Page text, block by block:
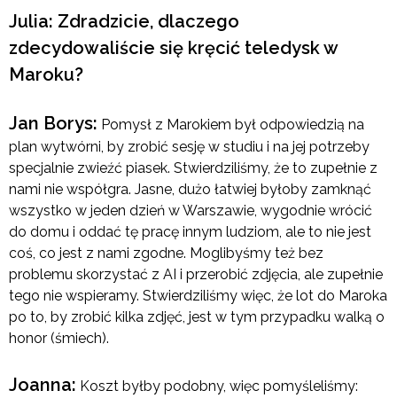
Julia: Zdradzicie, dlaczego
zdecydowaliście się kręcić teledysk w
Maroku?
Jan Borys: Pomysł z Marokiem był odpowiedzią na
plan wytwórni, by zrobić sesję w studiu i na jej potrzeby
specjalnie zwieźć piasek. Stwierdziliśmy, że to zupełnie z
nami nie współgra. Jasne, dużo łatwiej byłoby zamknąć
wszystko w jeden dzień w Warszawie, wygodnie wrócić
do domu i oddać tę pracę innym ludziom, ale to nie jest
coś, co jest z nami zgodne. Moglibyśmy też bez
problemu skorzystać z AI i przerobić zdjęcia, ale zupełnie
tego nie wspieramy. Stwierdziliśmy więc, że lot do Maroka
po to, by zrobić kilka zdjęć, jest w tym przypadku walką o
honor (śmiech).
Joanna: Koszt byłby podobny, więc pomyśleliśmy: